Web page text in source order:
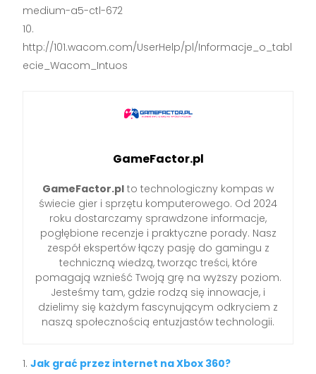
medium-a5-ctl-672
http://101.wacom.com/UserHelp/pl/Informacje_o_tabl
ecie_Wacom_Intuos
GameFactor.pl
GameFactor.pl to technologiczny kompas w
świecie gier i sprzętu komputerowego. Od 2024
roku dostarczamy sprawdzone informacje,
pogłębione recenzje i praktyczne porady. Nasz
zespół ekspertów łączy pasję do gamingu z
techniczną wiedzą, tworząc treści, które
pomagają wznieść Twoją grę na wyższy poziom.
Jesteśmy tam, gdzie rodzą się innowacje, i
dzielimy się każdym fascynującym odkryciem z
naszą społecznością entuzjastów technologii.
Jak grać przez internet na Xbox 360?